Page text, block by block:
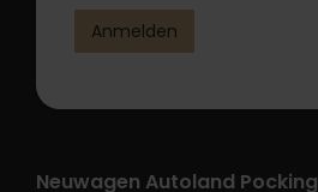
Anmelden
Neuwagen Autoland Pocking